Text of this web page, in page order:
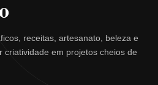
receitas, artesanato, beleza e
criatividade em projetos cheios de